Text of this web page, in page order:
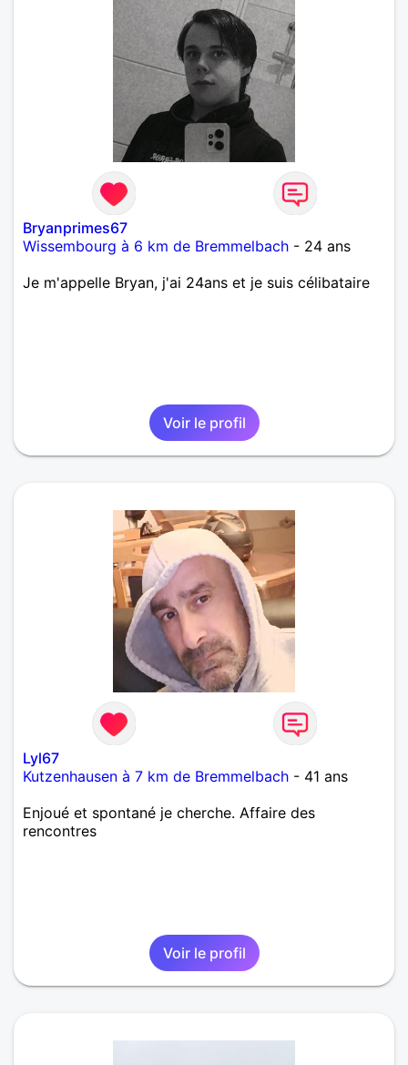
Bryanprimes67
Wissembourg à 6 km de Bremmelbach - 24 ans
Je m'appelle Bryan, j'ai 24ans et je suis célibataire
Voir le profil
Lyl67
Kutzenhausen à 7 km de Bremmelbach - 41 ans
Enjoué et spontané je cherche. Affaire des
rencontres
Voir le profil